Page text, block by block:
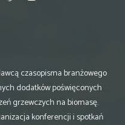
czasopisma branżowego
dodatków poświęconych
grzewczych na biomasę.
konferencji i spotkań